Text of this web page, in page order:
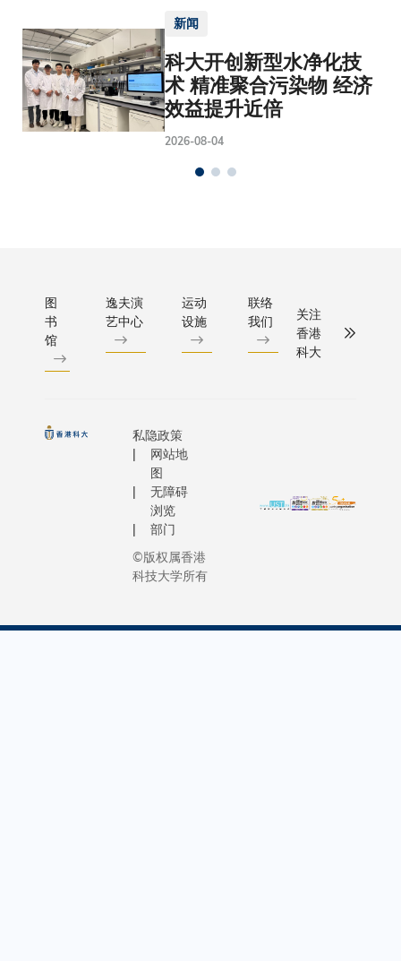
新闻
科大开创新型水净化技
术 精准聚合污染物 经济
效益提升近倍
2026-08-04
图
书
馆
逸夫演
艺中心
运动
设施
联络
我们
关注
香港
科大
私隐政策
网站地
图
无障碍
浏览
部门
©版权属香港
科技大学所有